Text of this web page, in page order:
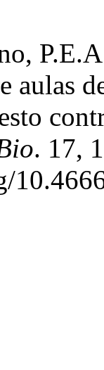
aulas
. 17,